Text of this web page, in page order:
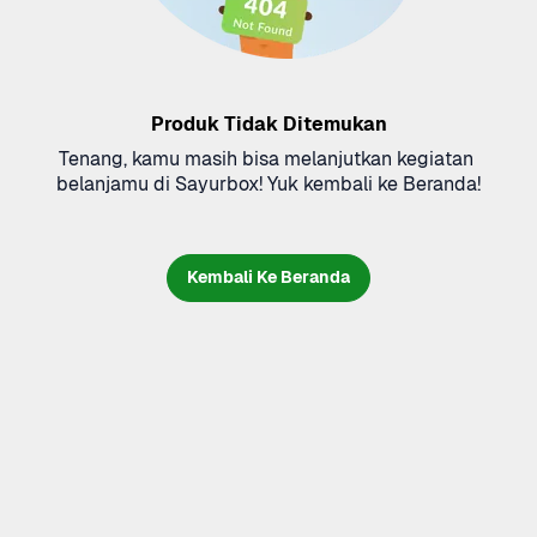
Produk Tidak Ditemukan
Tenang, kamu masih bisa melanjutkan kegiatan
belanjamu di Sayurbox! Yuk kembali ke Beranda!
Kembali Ke Beranda